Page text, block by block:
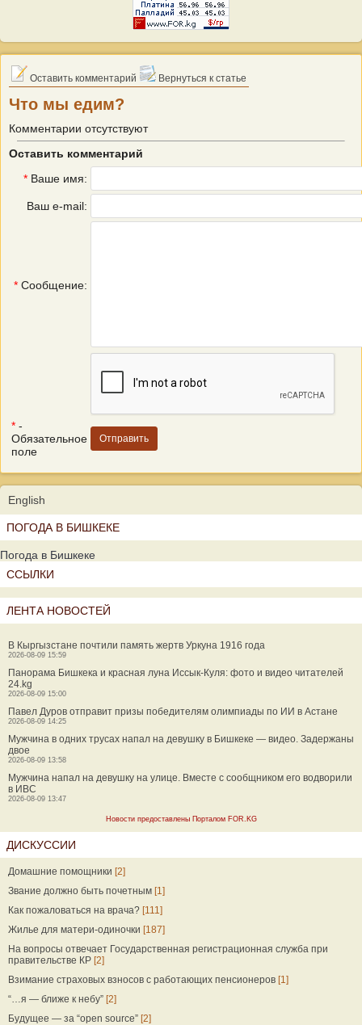
Оставить комментарий Вернуться к статье
Что мы едим?
Комментарии отсутствуют
Оставить комментарий
* Ваше имя:
Ваш e-mail:
* Сообщение:
* -
Обязательное
поле
English
ПОГОДА В БИШКЕКЕ
Погода в Бишкеке
ССЫЛКИ
ЛЕНТА НОВОСТЕЙ
В Кыргызстане почтили память жертв Уркуна 1916 года
2026-08-09 15:59
Панорама Бишкека и красная луна Иссык-Куля: фото и видео читателей
24.kg
2026-08-09 15:00
Павел Дуров отправит призы победителям олимпиады по ИИ в Астане
2026-08-09 14:25
Мужчина в одних трусах напал на девушку в Бишкеке — видео. Задержаны
двое
2026-08-09 13:58
Мужчина напал на девушку на улице. Вместе с сообщником его водворили
в ИВС
2026-08-09 13:47
Новости предоставлены Порталом FOR.KG
ДИСКУССИИ
Домашние помощники [2]
Звание должно быть почетным [1]
Как пожаловаться на врача? [111]
Жилье для матери-одиночки [187]
На вопросы отвечает Государственная регистрационная служба при
правительстве КР [2]
Взимание страховых взносов с работающих пенсионеров [1]
“…я — ближе к небу” [2]
Будущее — за “open source” [2]